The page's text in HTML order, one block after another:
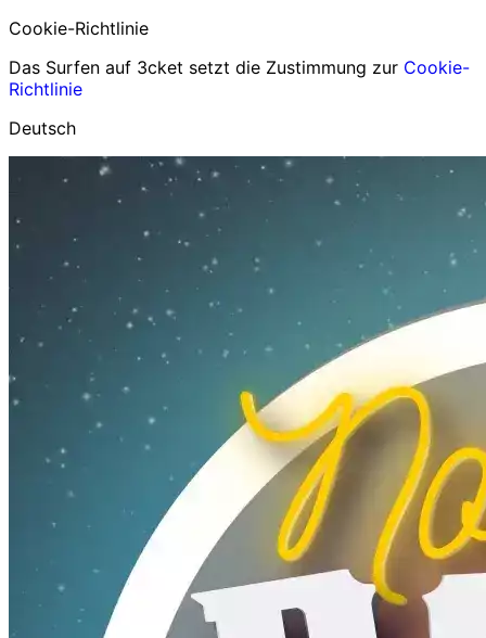
Cookie-Richtlinie
Das Surfen auf 3cket setzt die Zustimmung zur Cookie-
Richtlinie
Deutsch